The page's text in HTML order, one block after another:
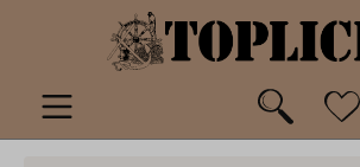
springen